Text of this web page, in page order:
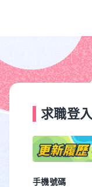
求職登入
手機號碼